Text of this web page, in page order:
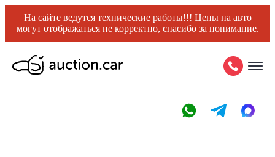
На сайте ведутся технические работы!!! Цены на авто
могут отображаться не корректно, спасибо за понимание.